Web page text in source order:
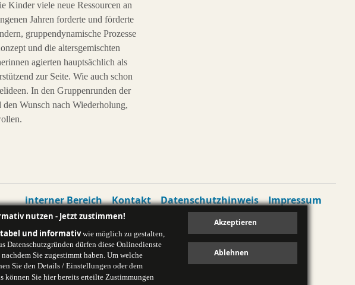
Kinder viele neue Ressourcen an
Jahren forderte und förderte
gruppendynamische Prozesse
und die altersgemischten
agierten hauptsächlich als
zur Seite. Wie auch schon
In den Gruppenrunden der
Wunsch nach Wiederholung,
Impressum
Datenschutzhinweis
Kontakt
interner Bereich
nutzen - Jetzt zustimmen!
und informativwie möglich zu gestalten,
Datenschutzgründen dürfen diese Onlinedienste
Sie zugestimmt haben. Um welche
Sie den Details / Einstellungen oder dem
können Sie hier bereits erteilte Zustimmungen